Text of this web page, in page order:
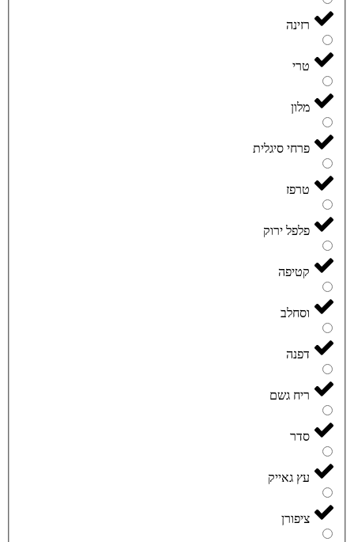
רזינה
טרי
מלון
פרחי סיגלית
טרפז
פלפל ירוק
קטיפה
וסחלב
דפנה
ריח גשם
סדר
עץ גאייק
ציפורן